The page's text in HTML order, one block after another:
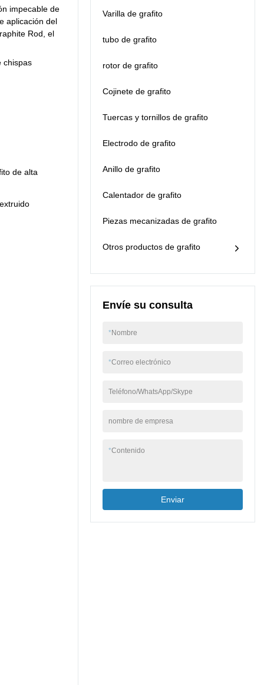
impecable de
aplicación del
Rod, el
chispas
de alta
llamativa lo hace muy
productos similares.
Varilla de grafito
tubo de grafito
rotor de grafito
Cojinete de grafito
Tuercas y tornillos de grafito
Electrodo de grafito
Anillo de grafito
Calentador de grafito
Piezas mecanizadas de grafito
Otros productos de grafito
Envíe su consulta
*Nombre
*Correo electrónico
Teléfono/WhatsApp/Skype
nombre de empresa
*Contenido
Enviar